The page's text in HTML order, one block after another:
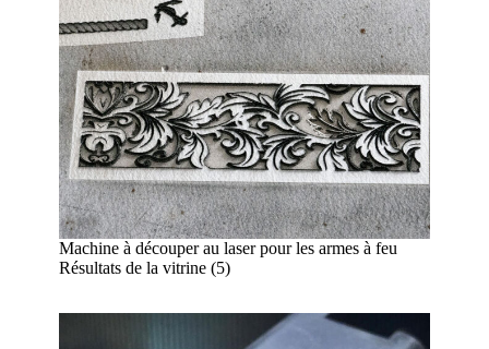
Machine à découper au laser pour les armes à feu
Résultats de la vitrine (5)